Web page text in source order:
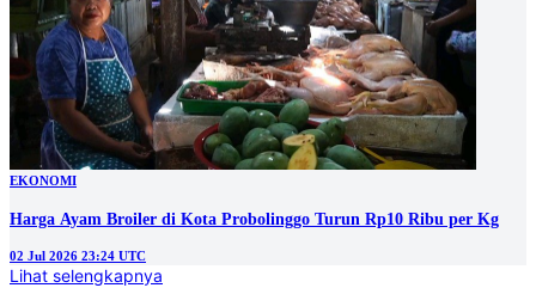
EKONOMI
Harga Ayam Broiler di Kota Probolinggo Turun Rp10 Ribu per Kg
02 Jul 2026 23:24 UTC
Lihat selengkapnya